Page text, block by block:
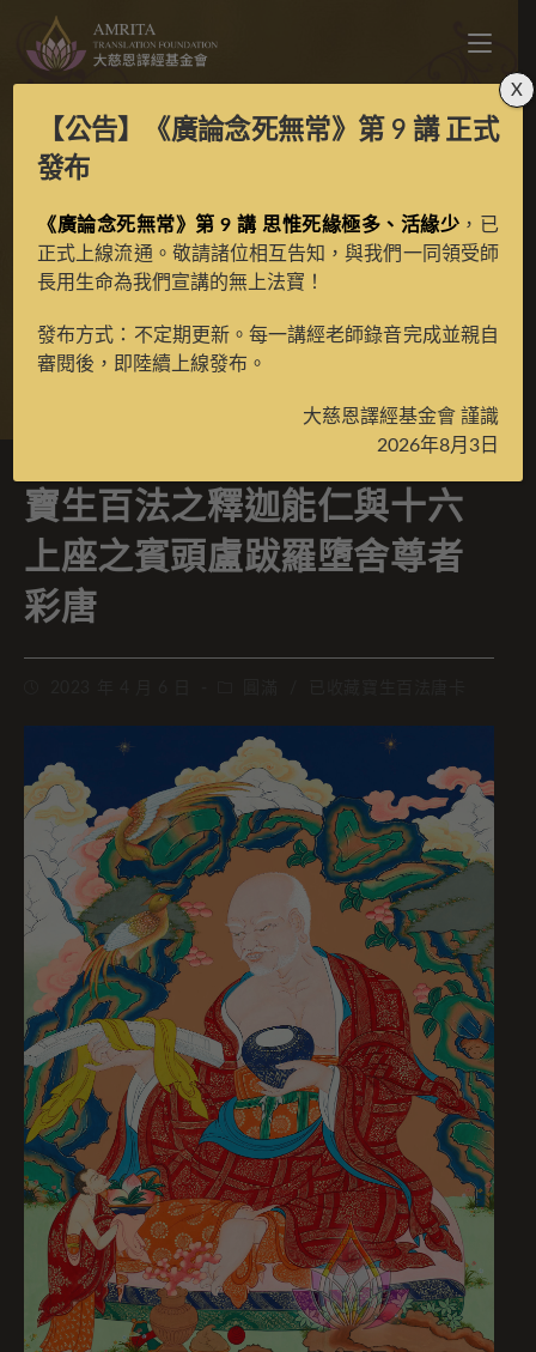
寶生百法之釋迦能仁與
十六上座之賓頭盧跋羅
墮舍尊者彩唐
> 典藏館 >
寶生百法之釋迦能仁與十六
上座之賓頭盧跋羅墮舍尊者
彩唐
【公告】 《廣論念死無常》第 9 講正式
發布
《廣論念死無常》第 9 講 思惟死緣極多、活緣少 ，已
正式上線流通。敬請諸位相互告知，與我們一同領受師
長用生命為我們宣講的無上法寶！
發布方式：不定期更新。每一講經老師錄音完成並親自
審閱後，即陸續上線發布。
大慈恩譯經基金會 謹識
2026年8月3日
X